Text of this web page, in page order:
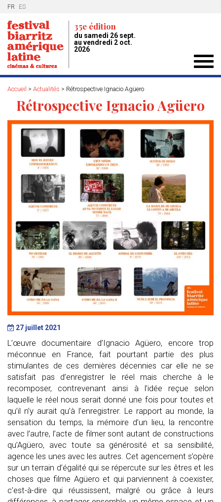
FR ES
35e édition
du samedi 26 sept.
au vendredi 2 oct.
2026
Accueil > Actualités > Rétrospective Ignacio Agüero
Rétrospective Ignacio Agüero
27 juillet 2021
L’œuvre documentaire d’IgnacioAgüero, encore trop
méconnue en France, fait pourtant partie des plus
stimulantes de ces dernières décennies car elle ne se
satisfait pas d’enregistrer le réel mais cherche à le
recomposer, contrevenant ainsi à l’idée reçue selon
laquelle le réel nous serait donné une fois pour toutes et
qu’il n’y aurait qu’à l’enregistrer. Le rapport au monde, la
sensation du temps, la mémoire d’un lieu, la rencontre
avec l’autre, l’acte de filmer sont autant de constructions
qu’Agüero, avec toute sa générosité et sa sensibilité,
agence les unes avec les autres. Cet agencement s’opère
sur un terrain d’égalité qui se répercute sur les êtres et les
choses que filme Agüero et qui parviennent à coexister,
c’est-à-dire qui réussissent, malgré ou grâce à leurs